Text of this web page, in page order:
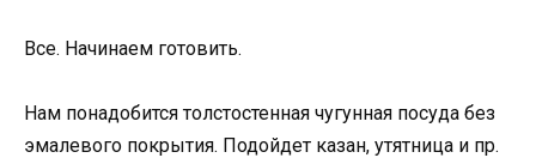
Все. Начинаем готовить.
Нам понадобится толстостенная чугунная посуда без
эмалевого покрытия. Подойдет казан, утятница и пр.